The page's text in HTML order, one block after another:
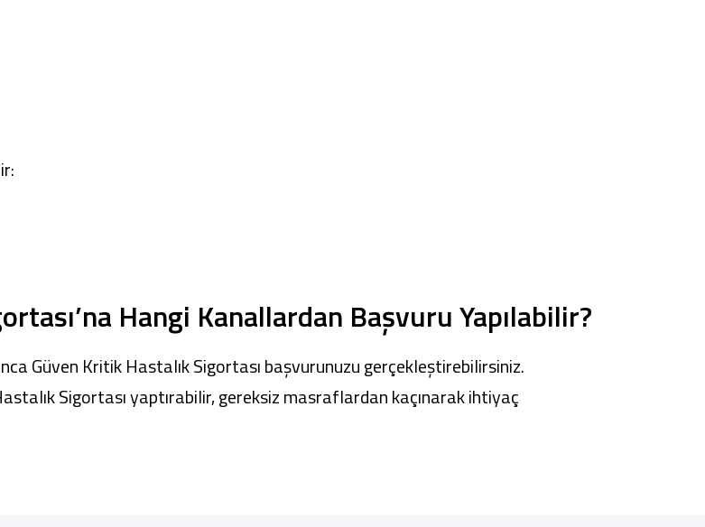
Hangi Kanallardan Başvuru Yapılabilir?
Güven Kritik Hastalık Sigortası başvurunuzu gerçekleştirebilirsiniz.
Sigortası yaptırabilir, gereksiz masraflardan kaçınarak ihtiyaç